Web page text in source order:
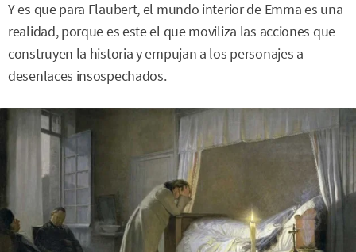
Y es que para Flaubert, el mundo interior de Emma es una
realidad, porque es este el que moviliza las acciones que
construyen la historia y empujan a los personajes a
desenlaces insospechados.